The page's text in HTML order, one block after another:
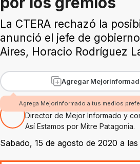
La CTERA rechazó la
anunció el jefe de
Aires, Horacio Rodríguez
Agregar
Agrega Mejorinformado a tus medios
Por Rubén Boggi
Director de Mejor Informado y
Así Estamos por Mitre Patagonia.
Sabado, 15 de agosto de 2020 a